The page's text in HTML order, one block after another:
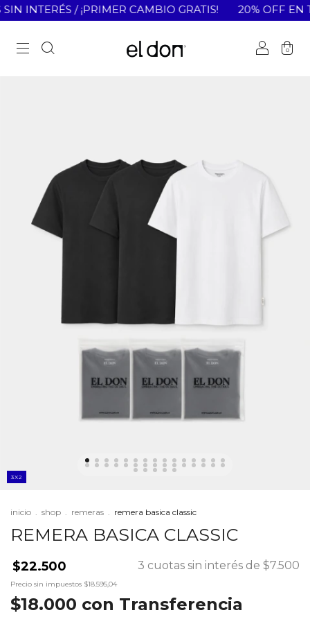
INTERÉS / ¡PRIMER CAMBIO GRATIS! 20% OFF EN
0
3X2
inicio . shop . remeras . remera basica classic
REMERA BASICA CLASSIC
$22.500 3 cuotas sin interés de $7.500
Precio sin impuestos $18.595,04
$18.000 con Transferencia